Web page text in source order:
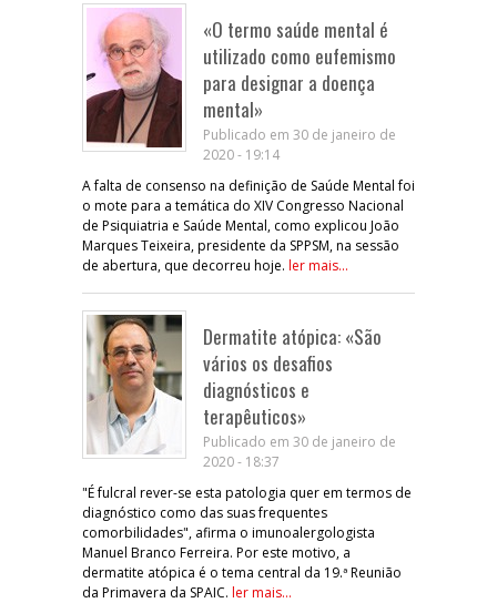
«O termo saúde mental é
utilizado como eufemismo
para designar a doença
mental»
Publicado em 30 de janeiro de
2020 - 19:14
A falta de consenso na definição de Saúde Mental foi
o mote para a temática do XIV Congresso Nacional
de Psiquiatria e Saúde Mental, como explicou João
Marques Teixeira, presidente da SPPSM, na sessão
de abertura, que decorreu hoje. ler mais...
Dermatite atópica: «São
vários os desafios
diagnósticos e
terapêuticos»
Publicado em 30 de janeiro de
2020 - 18:37
"É fulcral rever-se esta patologia quer em termos de
diagnóstico como das suas frequentes
comorbilidades", afirma o imunoalergologista
Manuel Branco Ferreira. Por este motivo, a
dermatite atópica é o tema central da 19.ª Reunião
da Primavera da SPAIC. ler mais...